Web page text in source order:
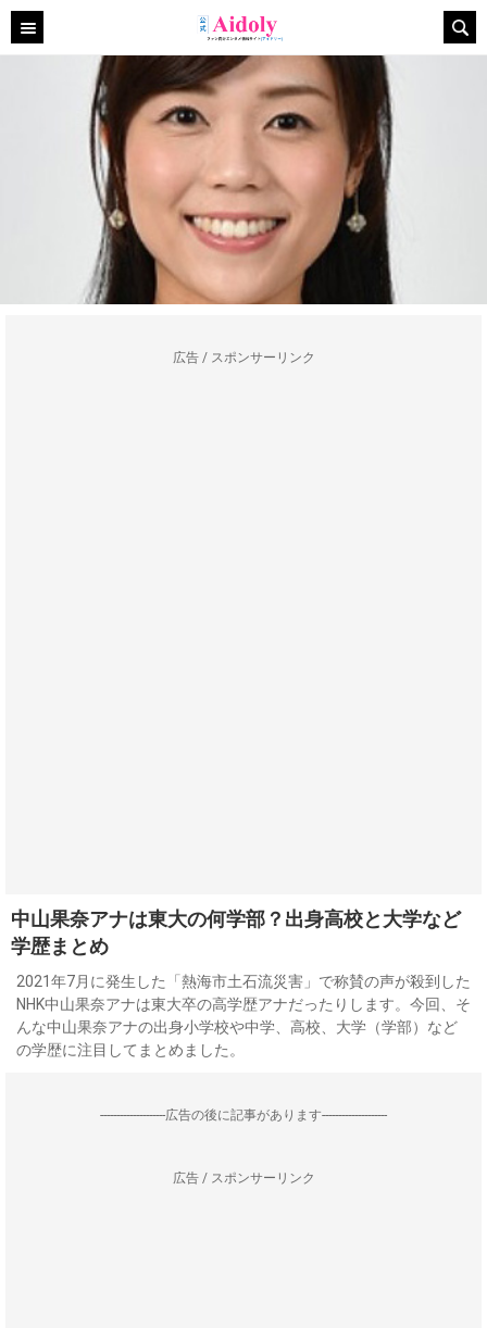
広告 / スポンサーリンク
中山果奈アナは東大の何学部？出身高校と大学など
学歴まとめ
2021年7月に発生した「熱海市土石流災害」で称賛の声が殺到した
NHK中山果奈アナは東大卒の高学歴アナだったりします。今回、そ
んな中山果奈アナの出身小学校や中学、高校、大学（学部）など
の学歴に注目してまとめました。
--------------------広告の後に記事があります--------------------
広告 / スポンサーリンク